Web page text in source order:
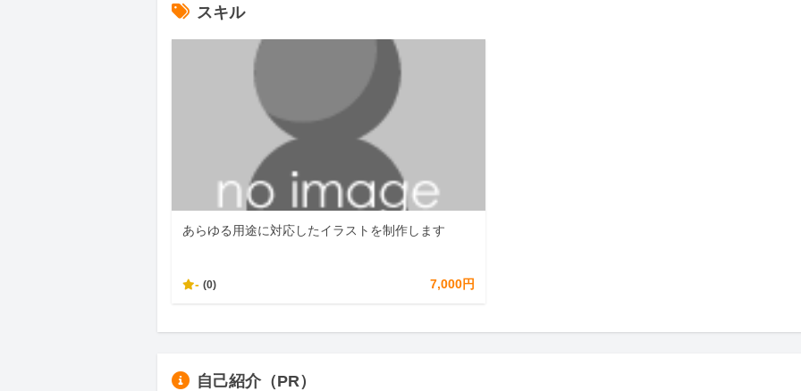
スキル
あらゆる用途に対応したイラストを制作します
- (0) 7,000円
自己紹介（PR）